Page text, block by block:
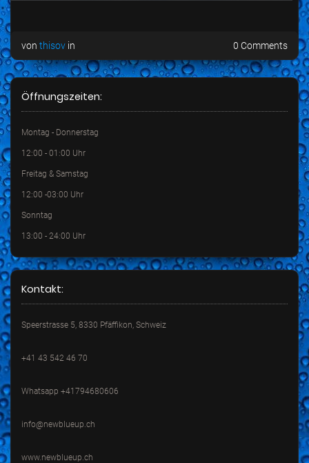
von thisov in 0 Comments
Öffnungszeiten:
Montag - Donnerstag
12:00 - 01:00 Uhr
Freitag & Samstag
12:00 -03:00 Uhr
Sonntag
13:00 - 24:00 Uhr
Kontakt:
Speerstrasse 5, 8330 Pfäffikon, Schweiz
+41 43 542 46 70
Whatsapp +41794680606
info@newblueup.ch
www.newblueup.ch